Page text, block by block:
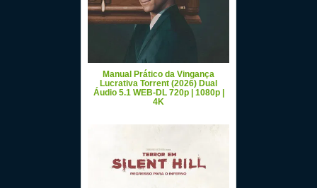
Manual Prático da Vingança
Lucrativa Torrent (2026) Dual
Áudio 5.1 WEB-DL 720p | 1080p |
4K